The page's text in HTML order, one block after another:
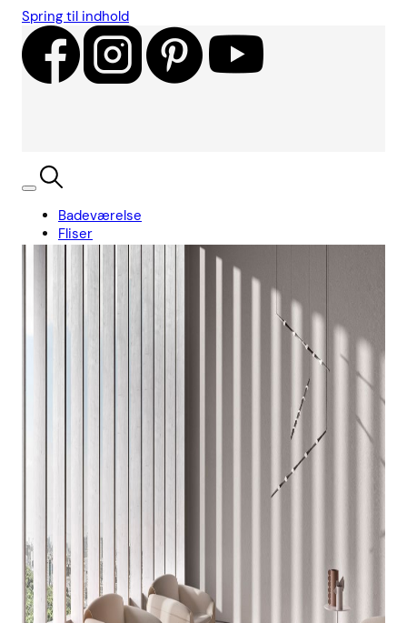
Spring til indhold
Badeværelse
Fliser
Kundecases